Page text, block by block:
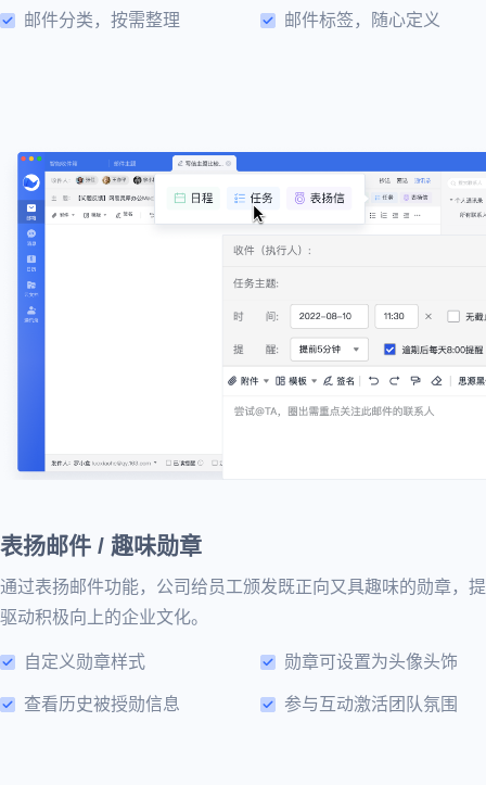
邮件分类，按需整理 邮件标签，随心定义
表扬邮件 / 趣味勋章
通过表扬邮件功能，公司给员工颁发既正向又具趣味的勋章，
驱动积极向上的企业文化。
自定义勋章样式 勋章可设置为头像头饰
查看历史被授勋信息 参与互动激活团队氛围